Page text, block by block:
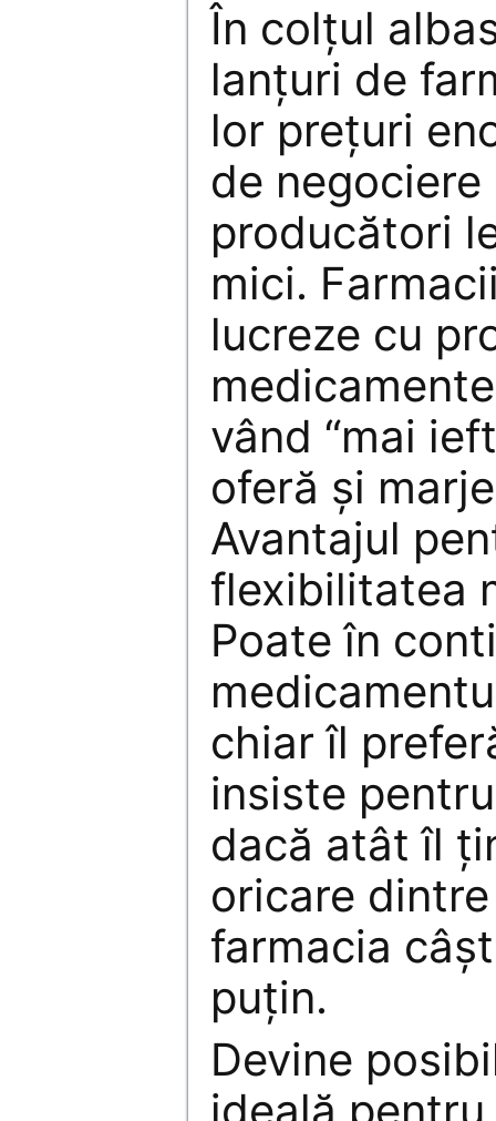
În colţul
lanţuri de
lor preţuri
de
producători
mici.
lucreze cu
vând “mai
oferă şi
Avantajul
flexibilitatea
Poate în
chiar îl
insiste
dacă atât îl
oricare
farmacia
puţin.
Devine